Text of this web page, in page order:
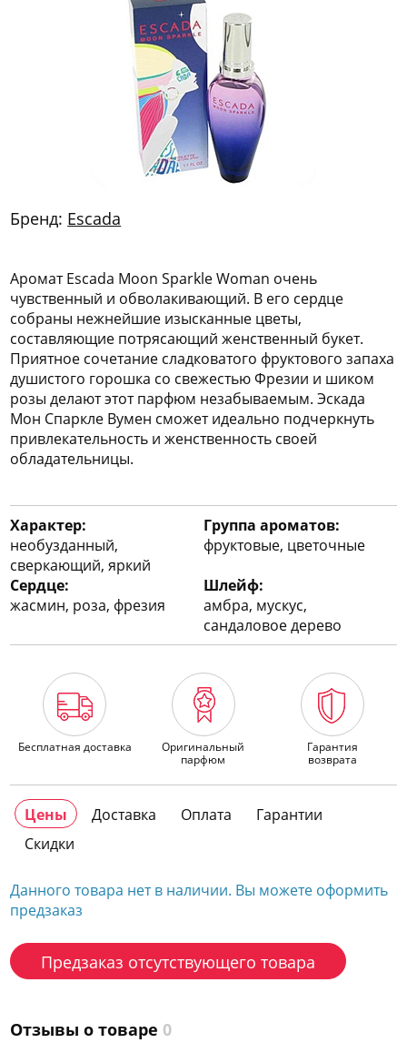
Бренд: Escada
Аромат Escada Moon Sparkle Woman очень
чувственный и обволакивающий. В его сердце
собраны нежнейшие изысканные цветы,
составляющие потрясающий женственный букет.
Приятное сочетание сладковатого фруктового запаха
душистого горошка со свежестью Фрезии и шиком
розы делают этот парфюм незабываемым. Эскада
Мон Спаркле Вумен сможет идеально подчеркнуть
привлекательность и женственность своей
обладательницы.
Характер:
необузданный,
сверкающий, яркий
Группа ароматов:
фруктовые, цветочные
Сердце:
жасмин, роза, фрезия
Шлейф:
амбра, мускус,
сандаловое дерево
Бесплатная доставка
Оригинальный
парфюм
Гарантия
возврата
Цены Доставка Оплата
Гарантии
Скидки
Данного товара нет в наличии. Вы можете оформить
предзаказ
Предзаказ отсутствующего товара
Отзывы о товаре 0